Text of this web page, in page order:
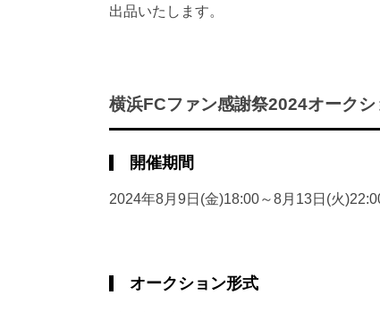
出品いたします。
横浜FCファン感謝祭2024オークシ
開催期間
2024年8月9日(金)18:00～8月13日(火
オークション形式